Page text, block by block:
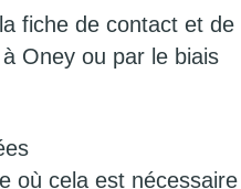
fiche de contact et de
Oney ou par le biais
où cela est nécessaire